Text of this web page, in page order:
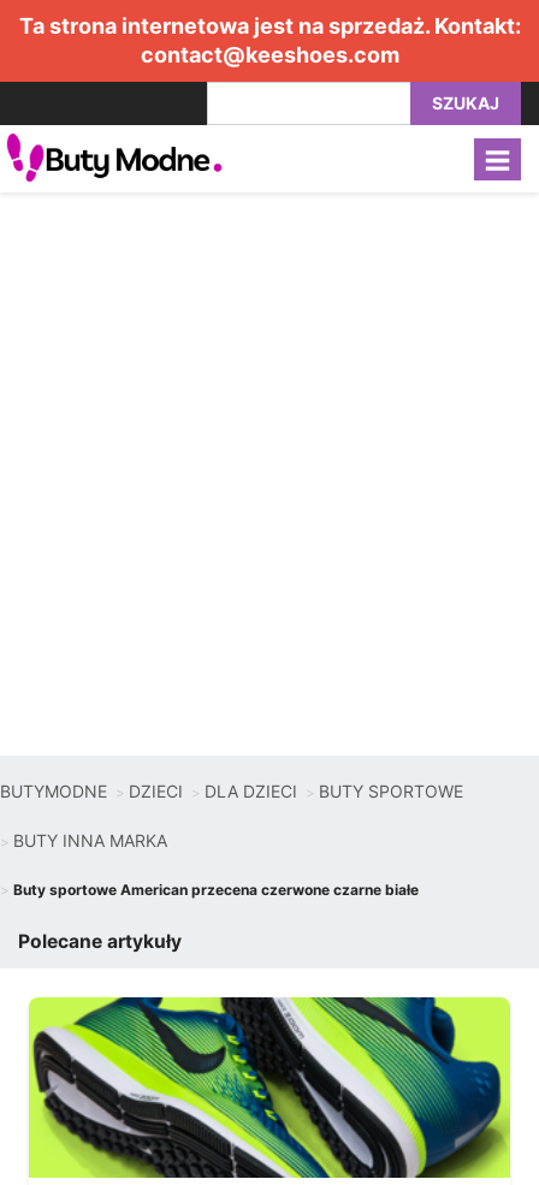
Ta strona internetowa jest na sprzedaż. Kontakt:
contact@keeshoes.com
SZUKAJ
BUTYMODNE DZIECI DLA DZIECI BUTY SPORTOWE
BUTY INNA MARKA
Buty sportowe American przecena czerwone czarne białe
Polecane artykuły